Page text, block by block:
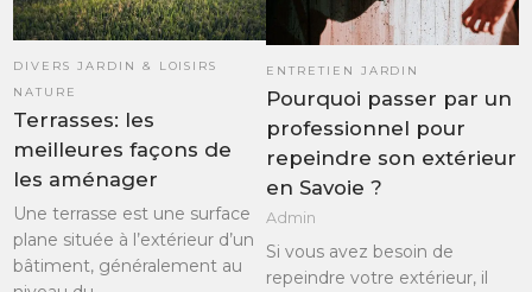
DIVERS JARDIN & LOISIRS
NATURE
Terrasses: les
meilleures façons de
les aménager
Une terrasse est une surface
plane située à l’extérieur d’un
bâtiment, généralement au
ENTRETIEN JARDIN
Pourquoi passer par un
professionnel pour
repeindre son extérieur
en Savoie ?
Admin
Si vous avez besoin de
repeindre votre extérieur, il